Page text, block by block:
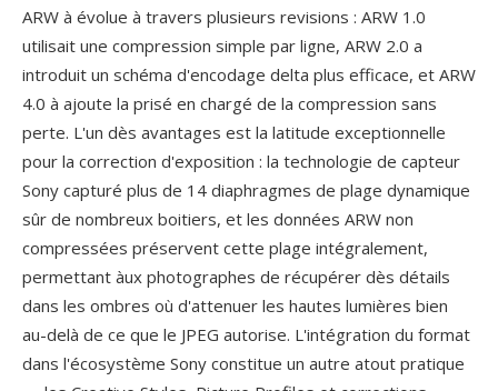
ARW à évolue à travers plusieurs revisions : ARW 1.0
utilisait une compression simple par ligne, ARW 2.0 a
introduit un schéma d'encodage delta plus efficace, et ARW
4.0 à ajoute la prisé en chargé de la compression sans
perte. L'un dès avantages est la latitude exceptionnelle
pour la correction d'exposition : la technologie de capteur
Sony capturé plus de 14 diaphragmes de plage dynamique
sûr de nombreux boitiers, et les données ARW non
compressées préservent cette plage intégralement,
permettant àux photographes de récupérer dès détails
dans les ombres où d'attenuer les hautes lumières bien
au-delà de ce que le JPEG autorise. L'intégration du format
dans l'écosystème Sony constitue un autre atout pratique